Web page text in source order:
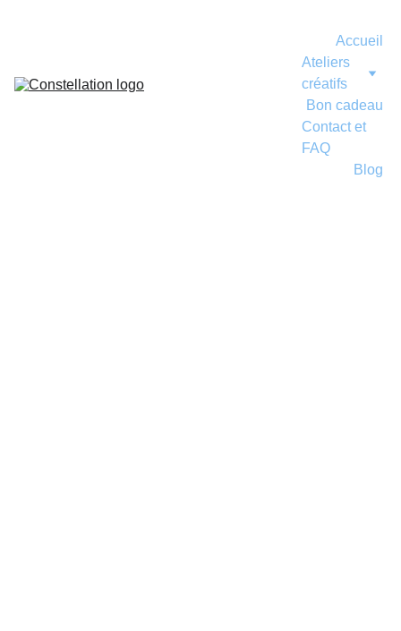
Accueil
Ateliers
créatifs
Bon cadeau
Contact et
FAQ
Blog